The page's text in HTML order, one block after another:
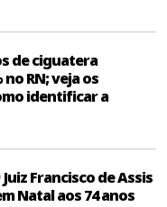
de ciguatera
RN; veja os
identificar a
Juiz Francisco de Assis
Natal aos 74 anos